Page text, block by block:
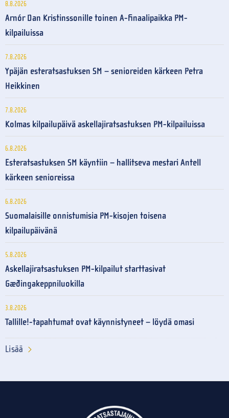
8.8.2026
Arnór Dan Kristinssonille toinen A-finaalipaikka PM-
kilpailuissa
7.8.2026
Ypäjän esteratsastuksen SM – senioreiden kärkeen Petra
Heikkinen
7.8.2026
Kolmas kilpailupäivä askellajiratsastuksen PM-kilpailuissa
6.8.2026
Esteratsastuksen SM käyntiin – hallitseva mestari Antell
kärkeen senioreissa
6.8.2026
Suomalaisille onnistumisia PM-kisojen toisena
kilpailupäivänä
5.8.2026
Askellajiratsastuksen PM-kilpailut starttasivat
Gæðingakeppniluokilla
3.8.2026
Tallille!-tapahtumat ovat käynnistyneet – löydä omasi
Lisää